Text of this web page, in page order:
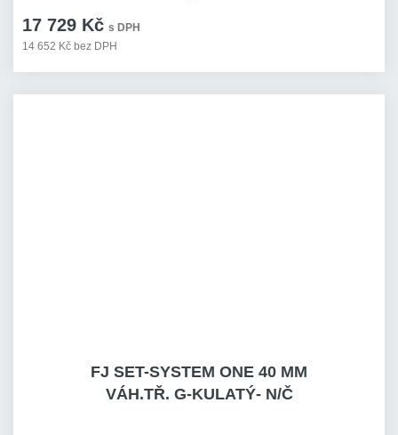
17 729 Kč s DPH
14 652 Kč bez DPH
FJ SET-SYSTEM ONE 40 MM
VÁH.TŘ. G-KULATÝ- N/Č